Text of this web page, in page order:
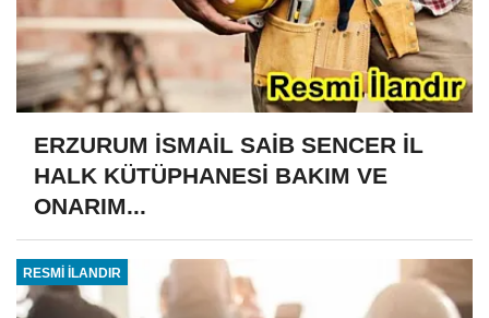
ERZURUM İSMAİL SAİB SENCER İL
HALK KÜTÜPHANESİ BAKIM VE
ONARIM...
RESMİ İLANDIR